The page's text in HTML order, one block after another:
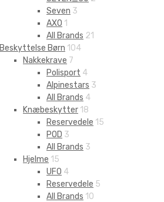
Seven 3
AXO 1
All Brands 21
Beskyttelse Børn 104
Nakkekrave 7
Polisport 4
Alpinestars 3
All Brands 4
Knæbeskytter 18
Reservedele 15
POD 3
All Brands 3
Hjelme 15
UFO 4
Reservedele 5
All Brands 10